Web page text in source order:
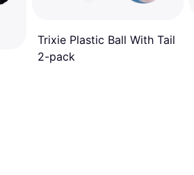
Trixie Plastic Ball With Tail
2-pack